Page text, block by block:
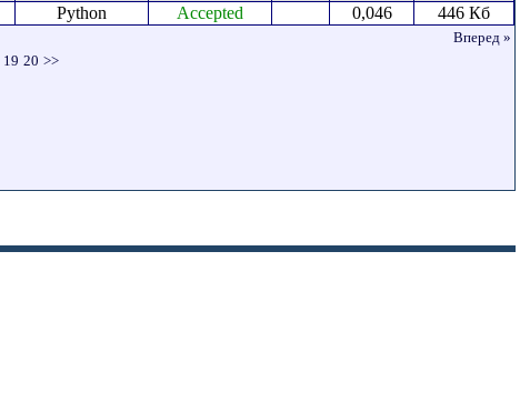
Python Accepted 0,046 446 Кб
Вперед »
19 20 >>